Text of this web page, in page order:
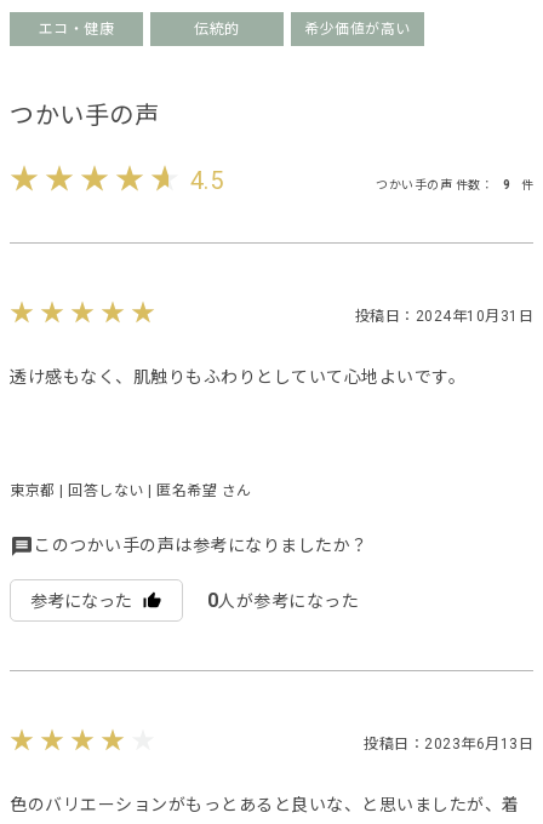
エコ・健康 伝統的 希少価値が高い
つかい手の声
4.5 つかい手の声 件数： 9 件
投稿日：2024年10月31日
透け感もなく、肌触りもふわりとしていて心地よいです。
東京都 | 回答しない | 匿名希望 さん
このつかい手の声は参考になりましたか？
参考になった 0人が参考になった
投稿日：2023年6月13日
色のバリエーションがもっとあると良いな、と思いましたが、着